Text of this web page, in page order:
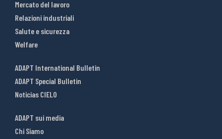
Mercato del lavoro
Relazioni industriali
Salute e sicurezza
Welfare
ADAPT International Bulletin
ADAPT Special Bulletin
Noticias CIELO
ADAPT sui media
Chi Siamo